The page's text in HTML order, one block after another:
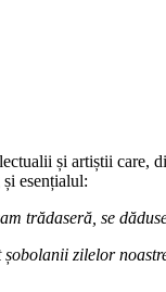
și artiștii care,
și esențialul:
trădaseră, se
zilelor